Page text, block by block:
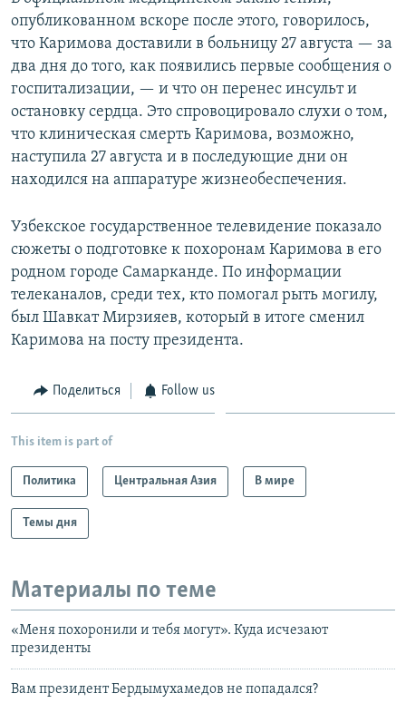
опубликованном вскоре после этого, говорилось,
что Каримова доставили в больницу 27 августа — за
два дня до того, как появились первые сообщения о
госпитализации, — и что он перенес инсульт и
остановку сердца. Это спровоцировало слухи о том,
что клиническая смерть Каримова, возможно,
наступила 27 августа и в последующие дни он
находился на аппаратуре жизнеобеспечения.
Узбекское государственное телевидение показало
сюжеты о подготовке к похоронам Каримова в его
родном городе Самарканде. По информации
телеканалов, среди тех, кто помогал рыть могилу,
был Шавкат Мирзияев, который в итоге сменил
Каримова на посту президента.
Поделиться Follow us
This item is part of
Политика Центральная Азия В мире
Темы дня
Материалы по теме
«Меня похоронили и тебя могут». Куда исчезают
президенты
Вам президент Бердымухамедов не попадался?